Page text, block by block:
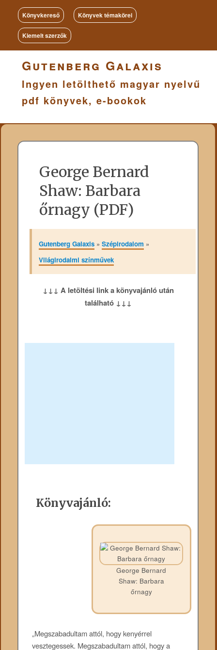
Könyvkereső Könyvek témakörei
Kiemelt szerzők
Gutenberg Galaxis
Ingyen letölthető magyar nyelvű
pdf könyvek, e-bookok
George Bernard
Shaw: Barbara
őrnagy (PDF)
Gutenberg Galaxis» Szépirodalom »
Világirodalmi színművek
↓↓↓ A letöltési link a könyvajánló után
található ↓↓↓
Könyvajánló:
George Bernard
Shaw: Barbara
őrnagy
„Megszabadultam attól, hogy kenyérrel
vesztegessek. Megszabadultam attól, hogy a